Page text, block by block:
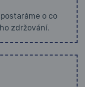
o co
zdržování.